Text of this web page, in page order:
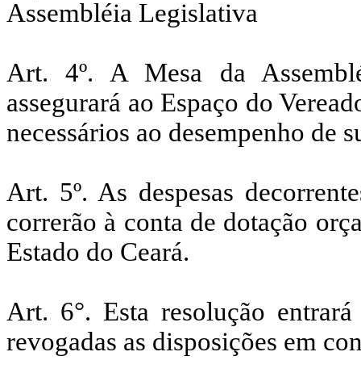
Assembléia Legislativa
Art. 4º. A Mesa da
assegurará ao Espaço do
necessários ao desempenho de
Art. 5º. As despesas
correrão à conta de dotação
Estado do Ceará.
Art. 6°. Esta resolução
revogadas as disposições em